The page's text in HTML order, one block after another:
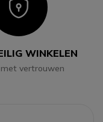
Icon
WINKELEN
vertrouwen